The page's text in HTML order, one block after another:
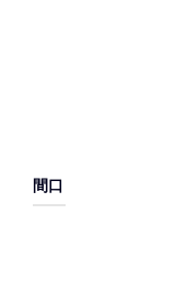
間口